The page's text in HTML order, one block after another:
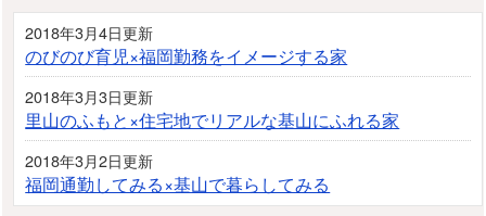
2018年3月4日更新
のびのび育児×福岡勤務をイメージする家
2018年3月3日更新
里山のふもと×住宅地でリアルな基山にふれる家
2018年3月2日更新
福岡通勤してみる×基山で暮らしてみる